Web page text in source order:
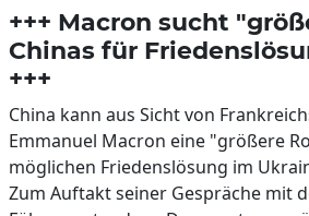
+++ Macron sucht
Chinas für
+++
China kann aus Sicht von
Emmanuel Macron eine "größere
möglichen Friedenslösung im
Zum Auftakt seiner Gespräche mit